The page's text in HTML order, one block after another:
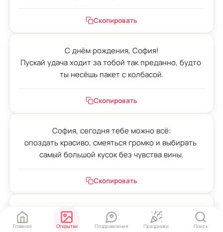
Скопировать
С днём рождения, София!
Пускай удача ходит за тобой так преданно, будто
ты несёшь пакет с колбасой.
Скопировать
София, сегодня тебе можно всё:
опоздать красиво, смеяться громко и выбирать
самый большой кусок без чувства вины.
Скопировать
С днём рождения, София!
Пусть кошелёк не худеет, зеркало не спорит, а
Главная Открытки Поздравления Праздники Поиск